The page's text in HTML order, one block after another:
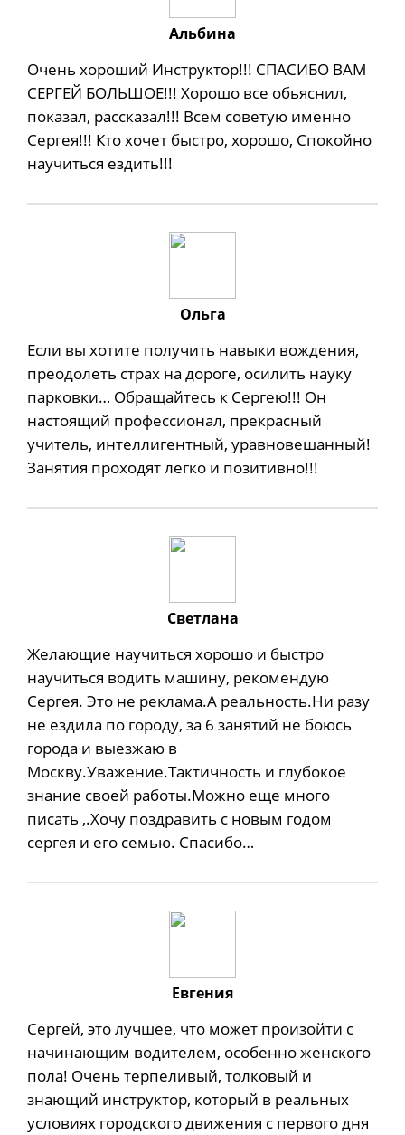
Альбина
Очень хороший Инструктор!!! СПАСИБО ВАМ
СЕРГЕЙ БОЛЬШОЕ!!! Хорошо все обьяснил,
показал, рассказал!!! Всем советую именно
Сергея!!! Кто хочет быстро, хорошо, Спокойно
научиться ездить!!!
Ольга
Если вы хотите получить навыки вождения,
преодолеть страх на дороге, осилить науку
парковки… Обращайтесь к Сергею!!! Он
настоящий профессионал, прекрасный
учитель, интеллигентный, уравновешанный!
Занятия проходят легко и позитивно!!!
Cветлана
Желающие научиться хорошо и быстро
научиться водить машину, рекомендую
Сергея. Это не реклама.А реальность.Ни разу
не ездила по городу, за 6 занятий не боюсь
города и выезжаю в
Москву.Уважение.Тактичность и глубокое
знание своей работы.Можно еще много
писать ,.Хочу поздравить с новым годом
сергея и его семью. Спасибо…
Евгения
Сергей, это лучшее, что может произойти с
начинающим водителем, особенно женского
пола! Очень терпеливый, толковый и
знающий инструктор, который в реальных
условиях городского движения с первого дня